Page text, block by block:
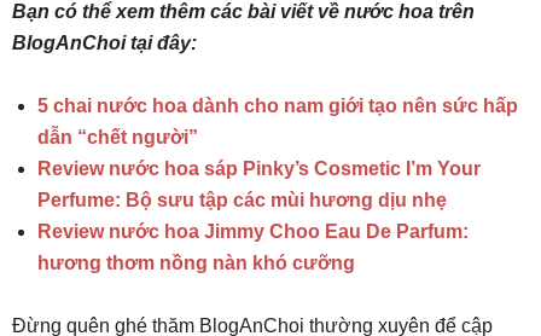
Bạn có thể xem thêm các bài viết về nước hoa trên
BlogAnChoi tại đây:
5 chai nước hoa dành cho nam giới tạo nên sức hấp
dẫn “chết người”
Review nước hoa sáp Pinky’s Cosmetic I’m Your
Perfume: Bộ sưu tập các mùi hương dịu nhẹ
Review nước hoa Jimmy Choo Eau De Parfum:
hương thơm nồng nàn khó cưỡng
Đừng quên ghé thăm BlogAnChoi thường xuyên để cập